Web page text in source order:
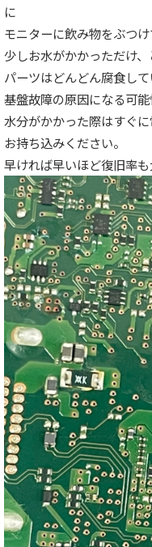
に
モニターに飲み物をぶつ
少しお水がかかっただけ
パーツはどんどん腐食して
基盤故障の原因になる可能
水分がかかった際はすぐ
お持ち込みください。
早ければ早いほど復旧率も